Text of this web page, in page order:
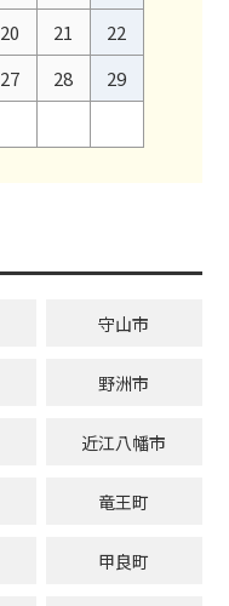
20 21
22
27 28
29
守山市
野洲市
近江八幡市
竜王町
甲良町